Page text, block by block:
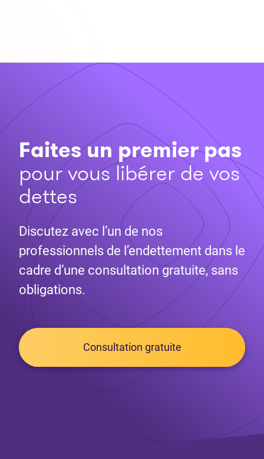
Faites un premier pas
pour vous libérer de vos
dettes
Discutez avec l’un de nos
professionnels de l’endettement dans le
cadre d’une consultation gratuite, sans
obligations.
Consultation gratuite